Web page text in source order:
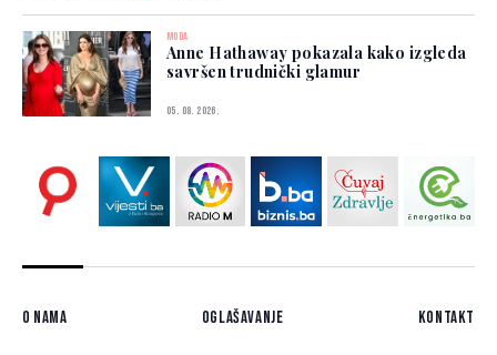
MODA
Anne Hathaway pokazala kako izgleda
savršen trudnički glamur
05. 08. 2026.
O nama Oglašavanje Kontakt